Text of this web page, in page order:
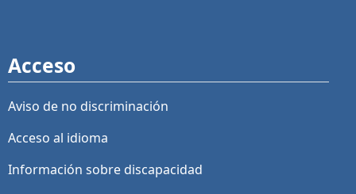
Acceso
Aviso de no discriminación
Acceso al idioma
Información sobre discapacidad